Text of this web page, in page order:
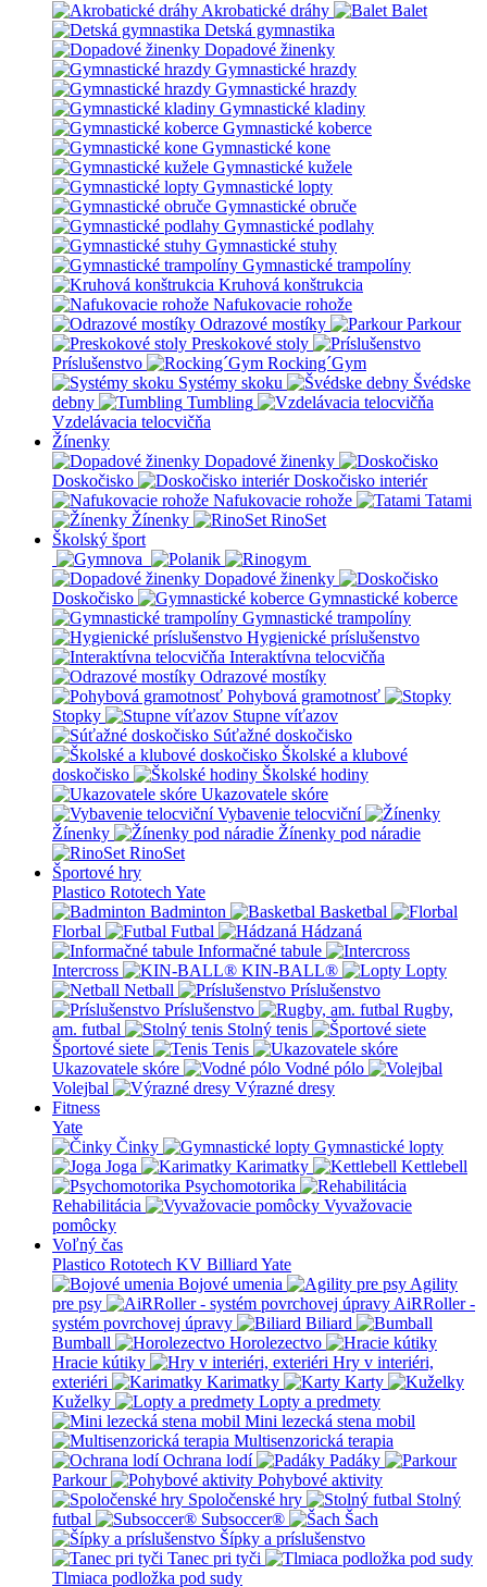
Akrobatické dráhy
Balet
Detská gymnastika
Dopadové žinenky
Gymnastické hrazdy
Gymnastické hrazdy
Gymnastické kladiny
Gymnastické koberce
Gymnastické kone
Gymnastické kužele
Gymnastické lopty
Gymnastické obruče
Gymnastické podlahy
Gymnastické stuhy
Gymnastické trampolíny
Kruhová konštrukcia
Nafukovacie rohože
Odrazové mostíky
Parkour
Preskokové stoly
Príslušenstvo
Rocking´Gym
Systémy skoku
Švédske
debny
Tumbling
Vzdelávacia telocvičňa
Žínenky
Dopadové žinenky
Doskočisko
Doskočisko interiér
Nafukovacie rohože
Tatami
Žínenky
RinoSet
Školský šport
Dopadové žinenky
Doskočisko
Gymnastické koberce
Gymnastické trampolíny
Hygienické príslušenstvo
Interaktívna telocvičňa
Odrazové mostíky
Pohybová gramotnosť
Stopky
Stupne víťazov
Súťažné doskočisko
Školské a klubové
doskočisko
Školské hodiny
Ukazovatele skóre
Vybavenie telocviční
Žínenky
Žínenky pod náradie
RinoSet
Športové hry
Plastico Rototech Yate
Badminton
Basketbal
Florbal
Futbal
Hádzaná
Informačné tabule
Intercross
KIN-BALL®
Lopty
Netball
Príslušenstvo
Príslušenstvo
Rugby,
am. futbal
Stolný tenis
Športové siete
Tenis
Ukazovatele skóre
Vodné pólo
Volejbal
Výrazné dresy
Fitness
Yate
Činky
Gymnastické lopty
Joga
Karimatky
Kettlebell
Psychomotorika
Rehabilitácia
Vyvažovacie
pomôcky
Voľný čas
Plastico Rototech KV Billiard Yate
Bojové umenia
Agility
pre psy
AiRRoller -
systém povrchovej úpravy
Biliard
Bumball
Horolezectvo
Hracie kútiky
Hry v interiéri,
exteriéri
Karimatky
Karty
Kuželky
Lopty a predmety
Mini lezecká stena mobil
Multisenzorická terapia
Ochrana lodí
Padáky
Parkour
Pohybové aktivity
Spoločenské hry
Stolný
futbal
Subsoccer®
Šach
Šípky a príslušenstvo
Tanec pri tyči
Tlmiaca podložka pod sudy